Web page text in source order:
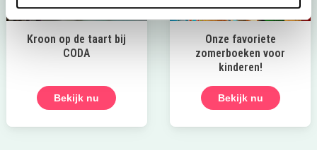
Kroon op de taart bij
CODA
Bekijk nu
Onze favoriete
zomerboeken voor
kinderen!
Bekijk nu